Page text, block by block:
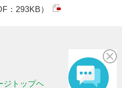
：293KB）
ジトップヘ